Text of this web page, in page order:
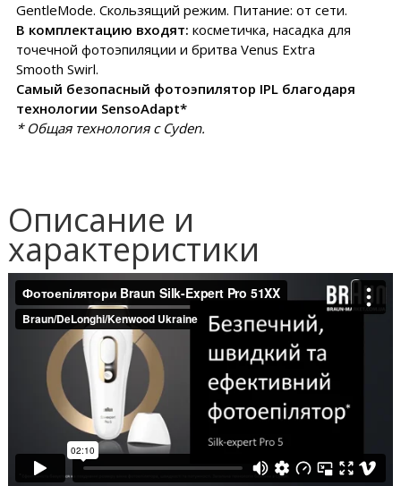
GentleMode. Скользящий режим. Питание: от сети.
В комплектацию входят: косметичка, насадка для
точечной фотоэпиляции и бритва Venus Extra
Smooth Swirl.
Самый безопасный фотоэпилятор IPL благодаря
технологии SensoAdapt*
* Общая технология с Cyden.
Описание и
характеристики